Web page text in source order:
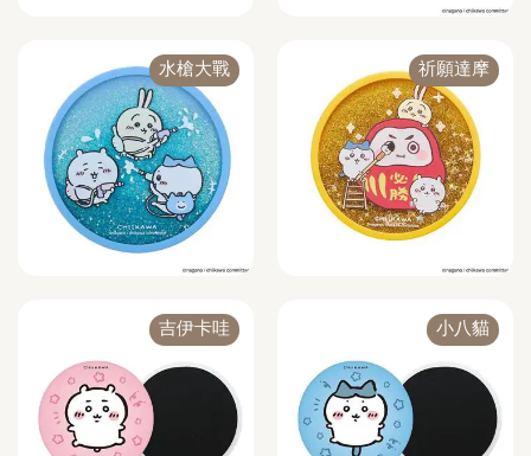
水槍大戰 祈願達摩
吉伊卡哇 小八貓